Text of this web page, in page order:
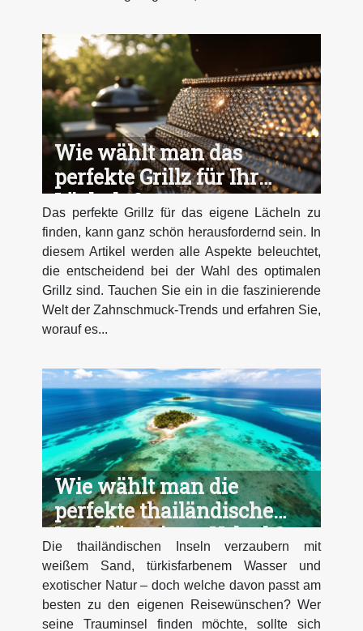
Wie wählt man das
perfekte Grillz für Ihr
Lächeln?
Das perfekte Grillz für das eigene Lächeln zu
finden, kann ganz schön herausfordernd sein. In
diesem Artikel werden alle Aspekte beleuchtet,
die entscheidend bei der Wahl des optimalen
Grillz sind. Tauchen Sie ein in die faszinierende
Welt der Zahnschmuck-Trends und erfahren Sie,
worauf es...
Wie wählt man die
perfekte thailändische
Insel für seinen Urlaub?
Die thailändischen Inseln verzaubern mit
weißem Sand, türkisfarbenem Wasser und
exotischer Natur – doch welche davon passt am
besten zu den eigenen Reisewünschen? Wer
seine Trauminsel finden möchte, sollte sich